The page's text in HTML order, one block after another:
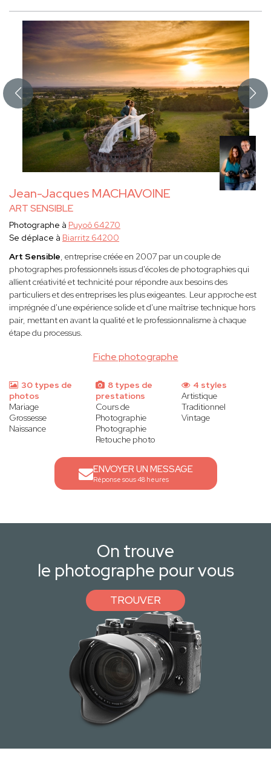
Jean-Jacques MACHAVOINE
ART SENSIBLE
Fiche photographe
Photographe à Puyoô 64270
Se déplace à Biarritz 64200
Art Sensible, entreprise créée en 2007 par un couple de
photographes professionnels issus d'écoles de photographies qui
allient créativité et technicité pour répondre aux besoins des
particuliers et des entreprises les plus exigeantes. Leur approche est
imprégnée d'une expérience solide et d'une maîtrise technique hors
pair, mettant en avant la qualité et le professionnalisme à chaque
étape du processus.
30 types de
photos
Mariage
Grossesse
Naissance
8 types de
prestations
Cours de
Photographie
Photographie
Retouche photo
4 styles
Artistique
Traditionnel
Vintage
ENVOYER UN MESSAGE
Réponse sous 48 heures
On trouve
le photographe pour vous
TROUVER